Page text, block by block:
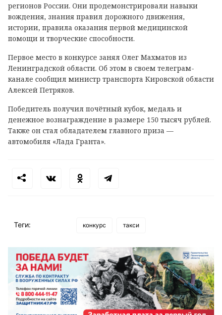
регионов России. Они продемонстрировали навыки
вождения, знания правил дорожного движения,
истории, правила оказания первой медицинской
помощи и творческие способности.
Первое место в конкурсе занял Олег Махматов из
Ленинградской области. Об этом в своем телеграм-
канале сообщил министр транспорта Кировской области
Алексей Петряков.
Победитель получил почётный кубок, медаль и
денежное вознаграждение в размере 150 тысяч рублей.
Также он стал обладателем главного приза —
автомобиля «Лада Гранта».
Теги: конкурс такси